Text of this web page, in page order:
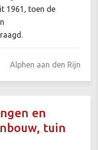
1961, toen de
Alphen aan den Rijn
en
tuin